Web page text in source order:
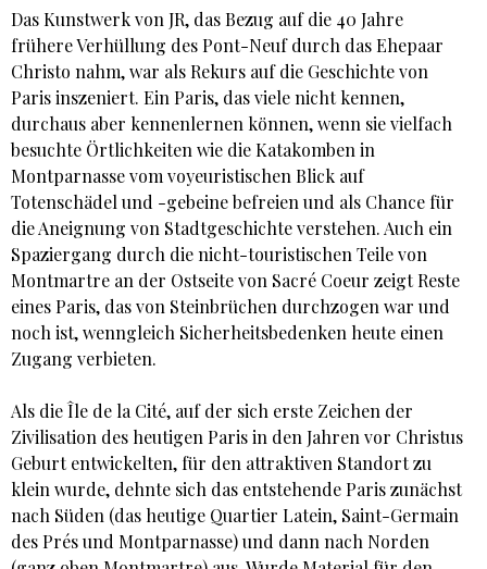
Das Kunstwerk von JR, das Bezug auf die 40 Jahre
frühere Verhüllung des Pont-Neuf durch das Ehepaar
Christo nahm, war als Rekurs auf die Geschichte von
Paris inszeniert. Ein Paris, das viele nicht kennen,
durchaus aber kennenlernen können, wenn sie vielfach
besuchte Örtlichkeiten wie die Katakomben in
Montparnasse vom voyeuristischen Blick auf
Totenschädel und -gebeine befreien und als Chance für
die Aneignung von Stadtgeschichte verstehen. Auch ein
Spaziergang durch die nicht-touristischen Teile von
Montmartre an der Ostseite von Sacré Coeur zeigt Reste
eines Paris, das von Steinbrüchen durchzogen war und
noch ist, wenngleich Sicherheitsbedenken heute einen
Zugang verbieten.
Als die Île de la Cité, auf der sich erste Zeichen der
Zivilisation des heutigen Paris in den Jahren vor Christus
Geburt entwickelten, für den attraktiven Standort zu
klein wurde, dehnte sich das entstehende Paris zunächst
nach Süden (das heutige Quartier Latein, Saint-Germain
des Prés und Montparnasse) und dann nach Norden